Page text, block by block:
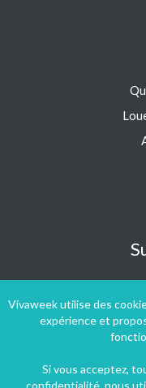
Vivaweek utilise des
expérience et
Si vous acceptez,
confidentialité, nous